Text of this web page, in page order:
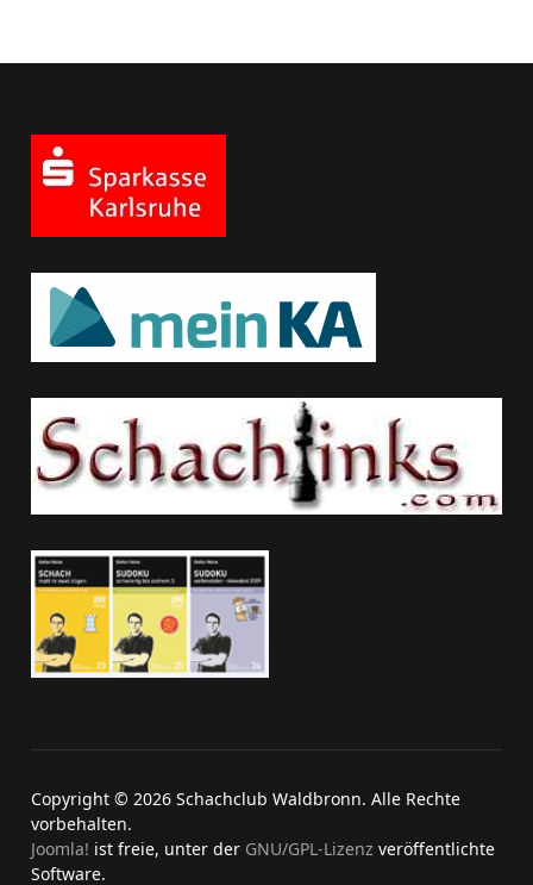
Copyright © 2026 Schachclub Waldbronn. Alle Rechte
vorbehalten.
Joomla! ist freie, unter der GNU/GPL-Lizenz veröffentlichte
Software.